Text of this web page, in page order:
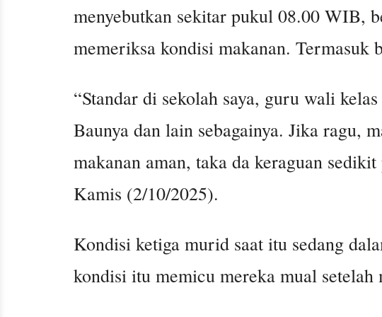
menyebutkan sekitar pukul 08.00 WIB,
memeriksa kondisi makanan. Termasuk
“Standar di sekolah saya, guru wali
Baunya dan lain sebagainya. Jika ragu,
makanan aman, taka da keraguan
Kamis (2/10/2025).
Kondisi ketiga murid saat itu sedang
kondisi itu memicu mereka mual setelah